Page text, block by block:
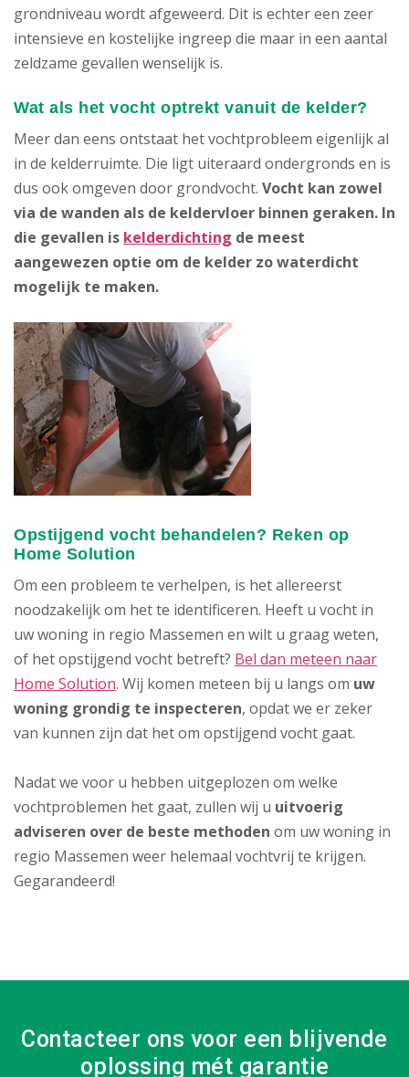
grondniveau wordt afgeweerd. Dit is echter een zeer
intensieve en kostelijke ingreep die maar in een aantal
zeldzame gevallen wenselijk is.
Wat als het vocht optrekt vanuit de kelder?
Meer dan eens ontstaat het vochtprobleem eigenlijk al
in de kelderruimte. Die ligt uiteraard ondergronds en is
dus ook omgeven door grondvocht. Vocht kan zowel
via de wanden als de keldervloer binnen geraken. In
die gevallen is kelderdichting de meest
aangewezen optie om de kelder zo waterdicht
mogelijk te maken.
Opstijgend vocht behandelen? Reken op
Home Solution
Om een probleem te verhelpen, is het allereerst
noodzakelijk om het te identificeren. Heeft u vocht in
uw woning in regio Massemen en wilt u graag weten,
of het opstijgend vocht betreft? Bel dan meteen naar
Home Solution. Wij komen meteen bij u langs om uw
woning grondig te inspecteren, opdat we er zeker
van kunnen zijn dat het om opstijgend vocht gaat.
Nadat we voor u hebben uitgeplozen om welke
vochtproblemen het gaat, zullen wij u uitvoerig
adviseren over de beste methoden om uw woning in
regio Massemen weer helemaal vochtvrij te krijgen.
Gegarandeerd!
Contacteer ons voor een blijvende
oplossing mét garantie